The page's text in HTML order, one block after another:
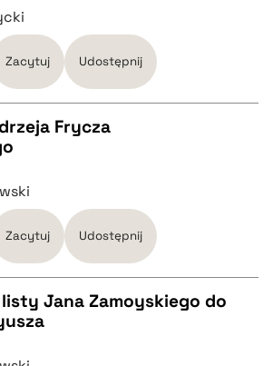
Zacytuj Udostępnij
Frycza
Zacytuj Udostępnij
Jana Zamoyskiego do